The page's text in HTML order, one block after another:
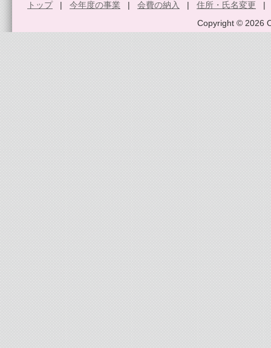
トップ| 今年度の事業 | 会費の納入 | 住所・氏名変更
Copyright © 2026